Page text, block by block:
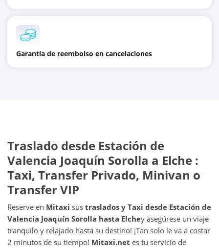
Garantía de reembolso en cancelaciones
Traslado desde Estación de
Valencia Joaquín Sorolla a Elche :
Taxi, Transfer Privado, Minivan o
Transfer VIP
Reserve en Mitaxi sus traslados y Taxi desde Estación de
Valencia Joaquín Sorolla hasta Elchey asegúrese un viaje
tranquilo y relajado hasta su destino! ¡Tan solo le va a costar
2 minutos de su tiempo! Mitaxi.net es tu servicio de